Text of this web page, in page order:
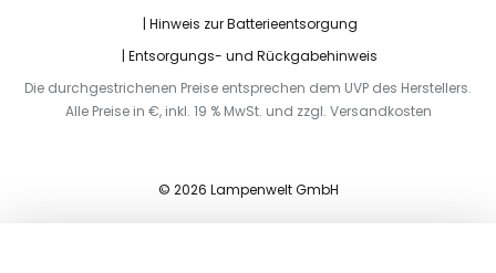
Hinweis zur Batterieentsorgung
Entsorgungs- und Rückgabehinweis
Die durchgestrichenen Preise entsprechen dem UVP des Herstellers.
Alle Preise in €, inkl. 19 % MwSt. und zzgl. Versandkosten
© 2026 Lampenwelt GmbH